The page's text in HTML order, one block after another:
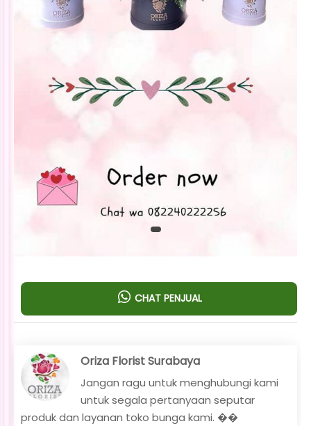
CHAT PENJUAL
Oriza Florist Surabaya
Jangan ragu untuk menghubungi kami
untuk segala pertanyaan seputar
produk dan layanan toko bunga kami. ��